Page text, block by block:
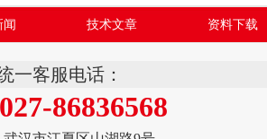
闻 技术文章 资料下载
一客服电话：
86836568